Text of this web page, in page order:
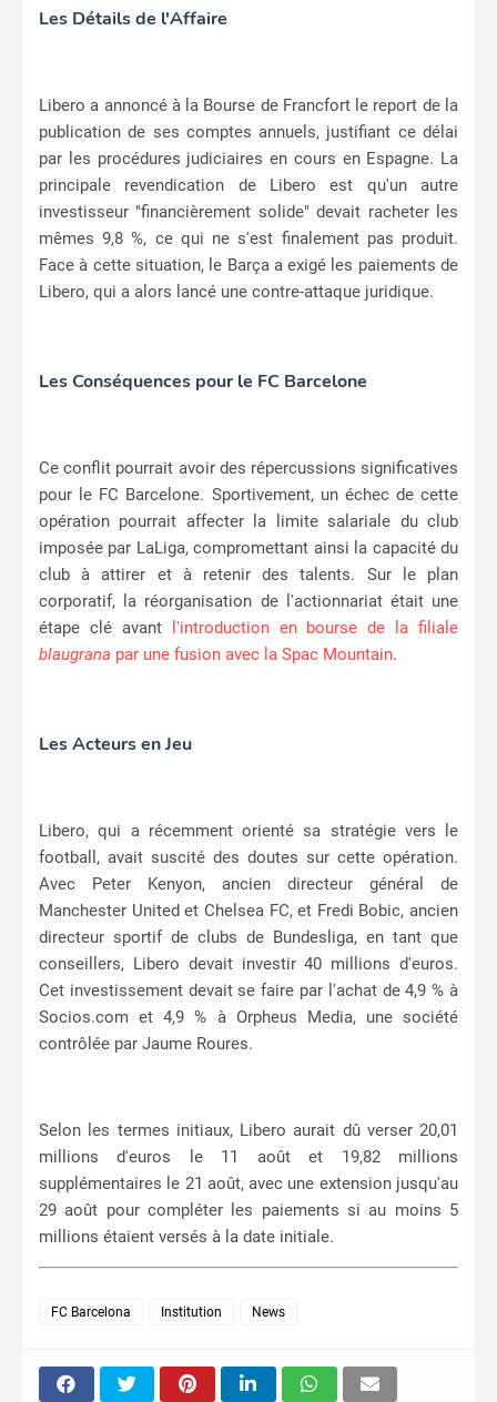
Les Détails de l'Affaire
Libero a annoncé à la Bourse de Francfort le report de la
publication de ses comptes annuels, justifiant ce délai
par les procédures judiciaires en cours en Espagne. La
principale revendication de Libero est qu'un autre
investisseur "financièrement solide" devait racheter les
mêmes 9,8 %, ce qui ne s'est finalement pas produit.
Face à cette situation, le Barça a exigé les paiements de
Libero, qui a alors lancé une contre-attaque juridique.
Les Conséquences pour le FC Barcelone
Ce conflit pourrait avoir des répercussions significatives
pour le FC Barcelone. Sportivement, un échec de cette
opération pourrait affecter la limite salariale du club
imposée par LaLiga, compromettant ainsi la capacité du
club à attirer et à retenir des talents. Sur le plan
corporatif, la réorganisation de l'actionnariat était une
étape clé avant
l'introduction en bourse de la filiale
blaugrana par une fusion avec la Spac Mountain.
Les Acteurs en Jeu
Libero, qui a récemment orienté sa stratégie vers le
football, avait suscité des doutes sur cette opération.
Avec Peter Kenyon, ancien directeur général de
Manchester United et Chelsea FC, et Fredi Bobic, ancien
directeur sportif de clubs de Bundesliga, en tant que
conseillers, Libero devait investir 40 millions d'euros.
Cet investissement devait se faire par l'achat de 4,9 % à
Socios.com et 4,9 % à Orpheus Media, une société
contrôlée par Jaume Roures.
Selon les termes initiaux, Libero aurait dû verser 20,01
millions d'euros le 11 août et 19,82 millions
supplémentaires le 21 août, avec une extension jusqu'au
29 août pour compléter les paiements si au moins 5
millions étaient versés à la date initiale.
FC Barcelona Institution News